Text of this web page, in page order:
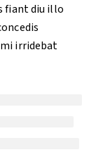
fiant diu illo
irridebat